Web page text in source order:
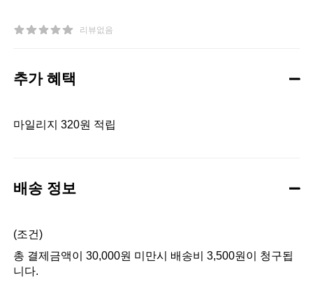
리뷰없음
추가 혜택
마일리지 320원 적립
배송 정보
(조건)
총 결제금액이 30,000원 미만시 배송비 3,500원이 청구됩
니다.